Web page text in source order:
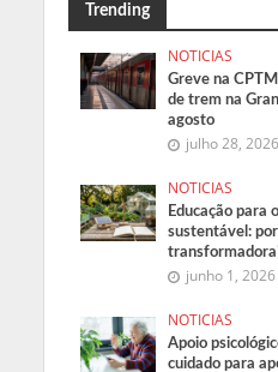
Trending
NOTICIAS
Greve na
de trem na
agosto
julho 28, 2026
NOTICIAS
Educação para
sustentável:
junho 1, 2026
NOTICIAS
Apoio
cuidado para